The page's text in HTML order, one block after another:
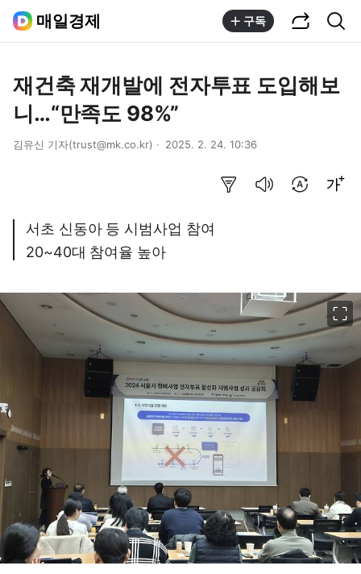
매일경제 구독
재건축 재개발에 전자투표 도입해보
니…“만족도 98%”
김유신 기자(trust@mk.co.kr) 2025. 2. 24. 10:36
서초 신동아 등 시범사업 참여
20~40대 참여율 높아